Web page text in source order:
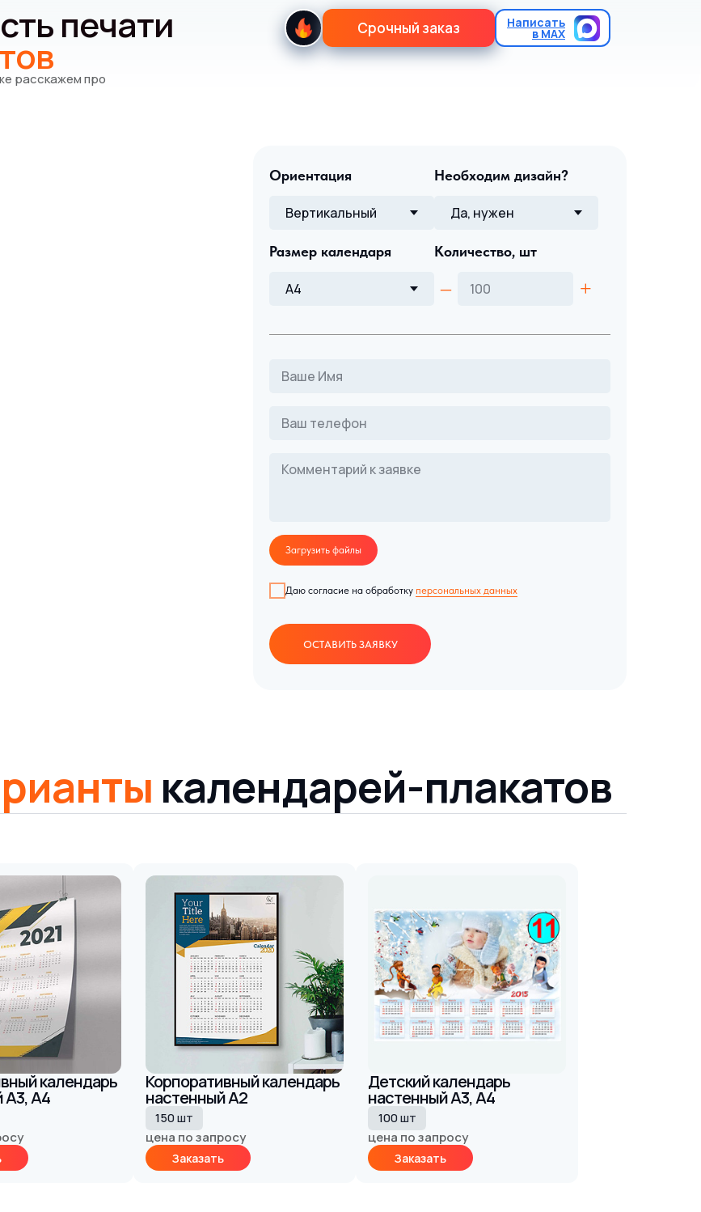
печати
расскажем про
Срочный заказ Написать
в MAX
Ориентация Необходим дизайн?
Размер календаря Количество, шт
– +
Загрузить файлы
Даю согласие на обработку персональных данных
ОСТАВИТЬ ЗАЯВКУ
календарей-плакатов
календарь
А3, А4
Корпоративный календарь
настенный А2
150 шт
цена по запросу
Заказать
Детский календарь
настенный А3, А4
100 шт
цена по запросу
Заказать